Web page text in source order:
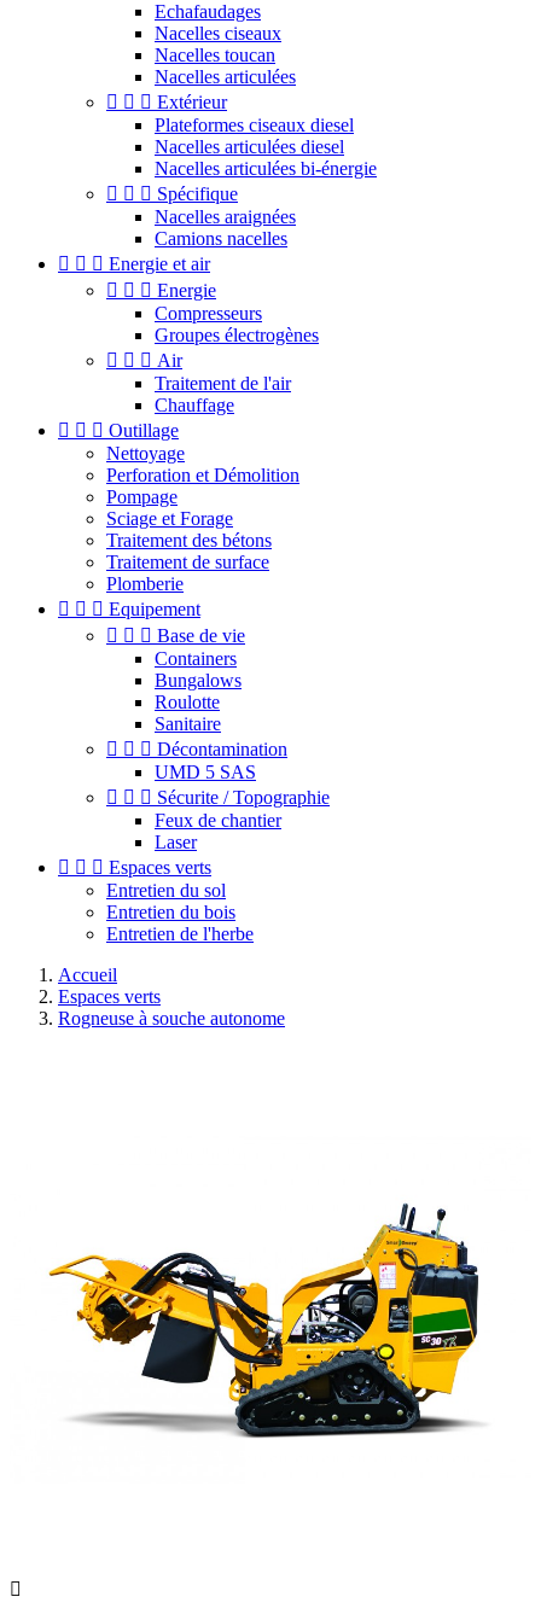
Echafaudages
Nacelles ciseaux
Nacelles toucan
Nacelles articulées
   Extérieur
Plateformes ciseaux diesel
Nacelles articulées diesel
Nacelles articulées bi-énergie
   Spécifique
Nacelles araignées
Camions nacelles
   Energie et air
   Energie
Compresseurs
Groupes électrogènes
   Air
Traitement de l'air
Chauffage
   Outillage
Nettoyage
Perforation et Démolition
Pompage
Sciage et Forage
Traitement des bétons
Traitement de surface
Plomberie
   Equipement
   Base de vie
Containers
Bungalows
Roulotte
Sanitaire
   Décontamination
UMD 5 SAS
   Sécurite / Topographie
Feux de chantier
Laser
   Espaces verts
Entretien du sol
Entretien du bois
Entretien de l'herbe
Accueil
Espaces verts
Rogneuse à souche autonome
